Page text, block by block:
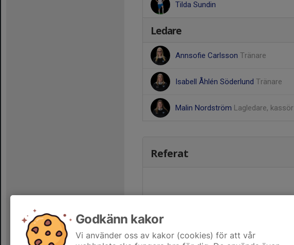
Tilda Sundin
Ledare
Annsofie Carlsson Tränare
Isabell Åhlén Söderlund Tränare
Malin Nordström Lagledare, kassör
Referat
Godkänn kakor
Vi använder oss av kakor (cookies) för att vår